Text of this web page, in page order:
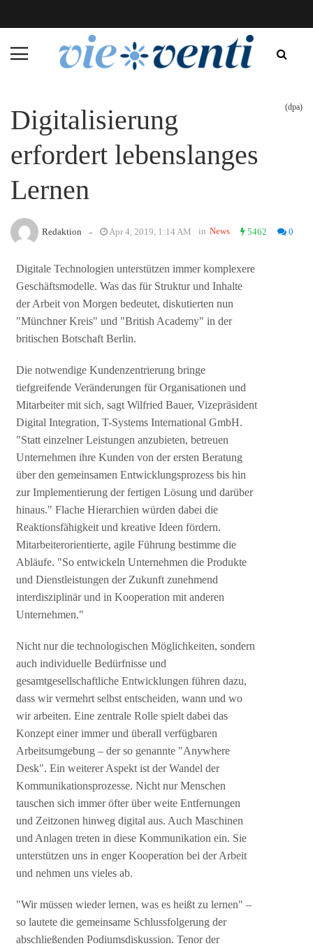
Digitalisierung
erfordert lebenslanges
Lernen
(dpa)
Redaktion - Apr 4, 2019, 1:14 AM in News 5462 0
Digitale Technologien unterstützen immer komplexere
Geschäftsmodelle. Was das für Struktur und Inhalte
der Arbeit von Morgen bedeutet, diskutierten nun
"Münchner Kreis" und "British Academy" in der
britischen Botschaft Berlin.
Die notwendige Kundenzentrierung bringe
tiefgreifende Veränderungen für Organisationen und
Mitarbeiter mit sich, sagt Wilfried Bauer, Vizepräsident
Digital Integration, T-Systems International GmbH.
"Statt einzelner Leistungen anzubieten, betreuen
Unternehmen ihre Kunden von der ersten Beratung
über den gemeinsamen Entwicklungsprozess bis hin
zur Implementierung der fertigen Lösung und darüber
hinaus." Flache Hierarchien würden dabei die
Reaktionsfähigkeit und kreative Ideen fördern.
Mitarbeiterorientierte, agile Führung bestimme die
Abläufe. "So entwickeln Unternehmen die Produkte
und Dienstleistungen der Zukunft zunehmend
interdisziplinär und in Kooperation mit anderen
Unternehmen."
Nicht nur die technologischen Möglichkeiten, sondern
auch individuelle Bedürfnisse und
gesamtgesellschaftliche Entwicklungen führen dazu,
dass wir vermehrt selbst entscheiden, wann und wo
wir arbeiten. Eine zentrale Rolle spielt dabei das
Konzept einer immer und überall verfügbaren
Arbeitsumgebung – der so genannte "Anywhere
Desk". Ein weiterer Aspekt ist der Wandel der
Kommunikationsprozesse. Nicht nur Menschen
tauschen sich immer öfter über weite Entfernungen
und Zeitzonen hinweg digital aus. Auch Maschinen
und Anlagen treten in diese Kommunikation ein. Sie
unterstützen uns in enger Kooperation bei der Arbeit
und nehmen uns vieles ab.
"Wir müssen wieder lernen, was es heißt zu lernen" –
so lautete die gemeinsame Schlussfolgerung der
abschließenden Podiumsdiskussion. Tenor der